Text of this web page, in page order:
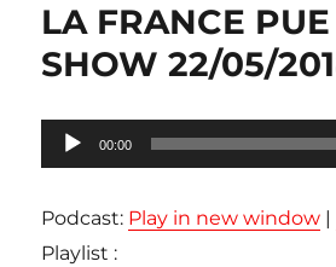
LA FRANCE
SHOW 22/05/
Lecteur
audio
00:00
Podcast: Play in new window |
Playlist :